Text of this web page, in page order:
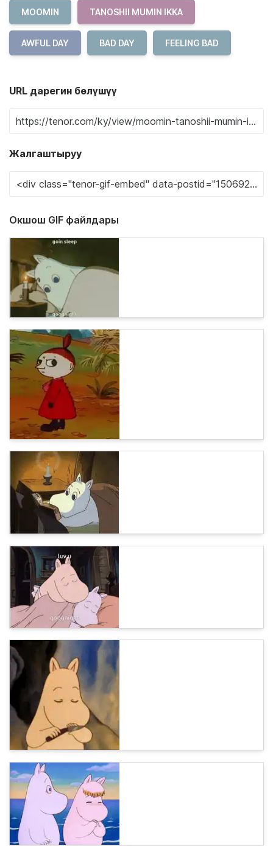
MOOMIN TANOSHII MUMIN IKKA
AWFUL DAY BAD DAY FEELING BAD
URL дарегин бөлүшүү
Жалгаштыруу
Окшош GIF файлдары